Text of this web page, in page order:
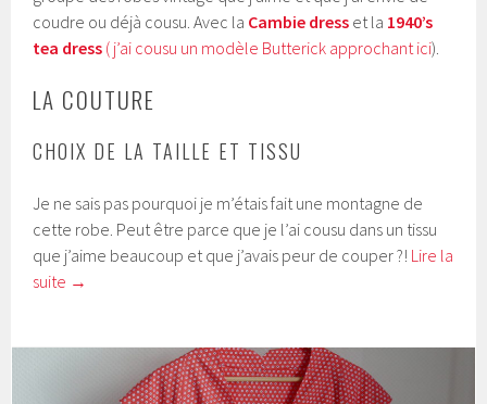
coudre ou déjà cousu. Avec la Cambie dress et la 1940’s
tea dress ( j’ai cousu un modèle Butterick approchant ici).
LA COUTURE
CHOIX DE LA TAILLE ET TISSU
Je ne sais pas pourquoi je m’étais fait une montagne de
cette robe. Peut être parce que je l’ai cousu dans un tissu
que j’aime beaucoup et que j’avais peur de couper ?! Lire la
suite →